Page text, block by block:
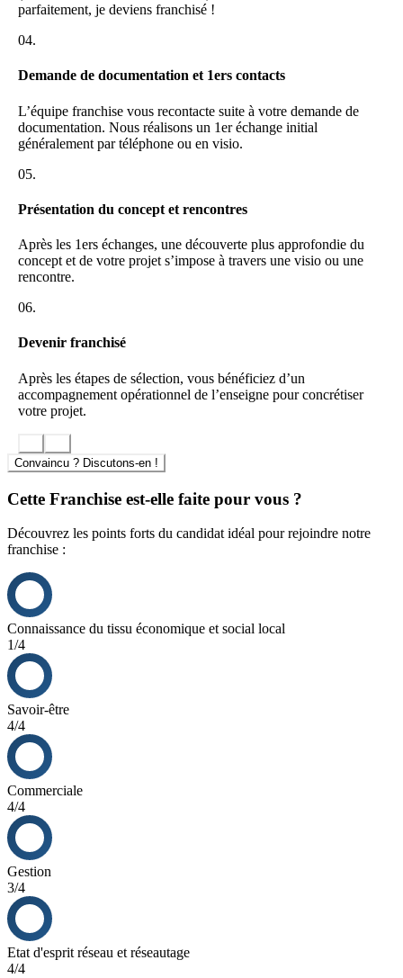
parfaitement, je deviens franchisé !
04.
Demande de documentation et 1ers contacts
L’équipe franchise vous recontacte suite à votre demande de
documentation. Nous réalisons un 1er échange initial
généralement par téléphone ou en visio.
05.
Présentation du concept et rencontres
Après les 1ers échanges, une découverte plus approfondie du
concept et de votre projet s’impose à travers une visio ou une
rencontre.
06.
Devenir franchisé
Après les étapes de sélection, vous bénéficiez d’un
accompagnement opérationnel de l’enseigne pour concrétiser
votre projet.
Convaincu ? Discutons-en !
Cette Franchise est-elle faite pour vous ?
Découvrez les points forts du candidat idéal pour rejoindre notre
franchise :
Connaissance du tissu économique et social local
1/4
Savoir-être
4/4
Commerciale
4/4
Gestion
3/4
Etat d'esprit réseau et réseautage
4/4